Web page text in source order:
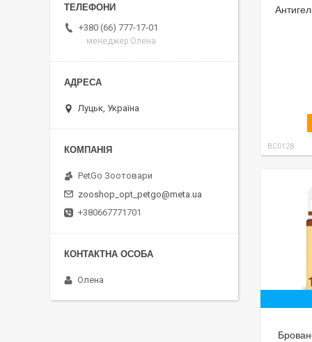
ВС0128
+380 (66) 777-17-01
менеджер Олена
Луцьк, Україна
PetGo Зоотовари
zooshop_opt_petgo@meta.ua
+380667771701
Олена